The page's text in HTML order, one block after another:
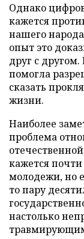
Однако
кажется
нашего
опыт это
друг с
помогла
сказать
жизни.
Наиболее
проблема
кажется
молодежи, но
то пару
настолько